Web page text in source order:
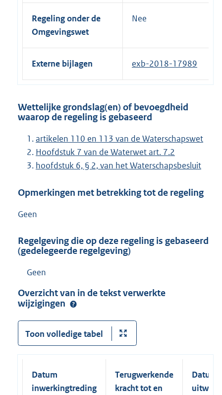
Regeling onder de
Omgevingswet
Nee
Externe bijlagen exb-2018-17989
Wettelijke grondslag(en) of bevoegdheid
waarop de regeling is gebaseerd
artikelen 110 en 113 van de Waterschapswet
Hoofdstuk 7 van de Waterwet art. 7.2
hoofdstuk 6, § 2, van het Waterschapsbesluit
Opmerkingen met betrekking tot de regeling
Geen
Regelgeving die op deze regeling is gebaseerd
(gedelegeerde regelgeving)
Geen
Overzicht van in de tekst verwerkte
wijzigingen
Toon volledige tabel
Datum
inwerkingtreding
Terugwerkende
kracht tot en
Datum